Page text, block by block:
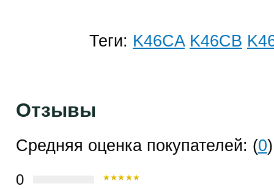
Теги: K46CA K46CB
Отзывы
Средняя оценка покупателей: (0)
0